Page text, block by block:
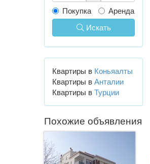
Покупка
Аренда
Искать
Квартиры в Коньяалты
Квартиры в Анталии
Квартиры в Турции
Похожие объявления